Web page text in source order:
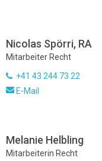
Nicolas Spörri, RA
Mitarbeiter Recht
+41 43 244 73 22
E-Mail
Melanie Helbling
Mitarbeiterin Recht